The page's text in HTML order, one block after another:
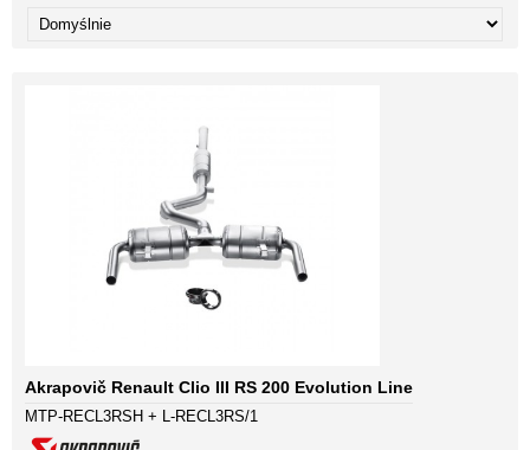
Akrapovič Renault Clio III RS 200 Evolution Line
MTP-RECL3RSH + L-RECL3RS/1